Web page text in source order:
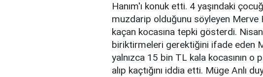
Hanım'ı konuk etti. 4 yaşındaki
muzdarip olduğunu söyleyen Merve
kaçan kocasına tepki gösterdi.
biriktirmeleri gerektiğini ifade eden
yalnızca 15 bin TL kala kocasının o
alıp kaçtığını iddia etti. Müge Anlı